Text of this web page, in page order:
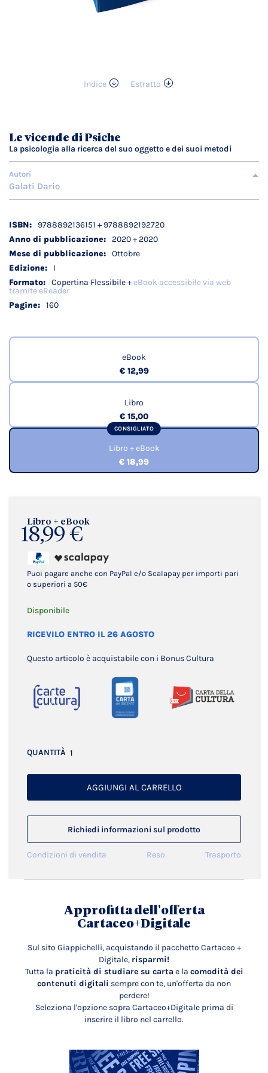
Indice
Estratto
galleria
di
immagini
Libro + eBook
18,99 €
Puoi pagare anche con PayPal e/o Scalapay per importi pari
o superiori a 50€
Disponibile
RICEVILO ENTRO IL 26 AGOSTO
Questo articolo è acquistabile con i Bonus Cultura
QUANTITÀ
AGGIUNGI AL CARRELLO
Richiedi informazioni sul prodotto
Condizioni di vendita Reso Trasporto
Le vicende di Psiche
La psicologia alla ricerca del suo oggetto e dei suoi metodi
Autori
Galati Dario
Dettagli
tecnici
9788892136151 + 9788892192720
2020 + 2020
Ottobre
I
Copertina Flessibile +eBook accessibile via web
tramite eReader
160
eBook
€ 12,99
Libro
€ 15,00
CONSIGLIATO
Libro + eBook
€ 18,99
Approfitta dell'offerta
Cartaceo+Digitale
Sul sito Giappichelli, acquistando il pacchetto Cartaceo +
Digitale, risparmi!
Tutta la praticità di studiare su carta e la comodità dei
contenuti digitali sempre con te, un'offerta da non
perdere!
Seleziona l'opzione sopra Cartaceo+Digitale prima di
inserire il libro nel carrello.